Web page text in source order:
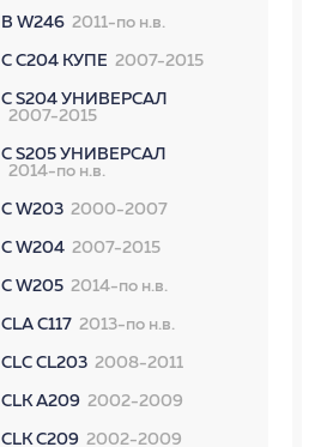
B W246 2011-по н.в.
C C204 КУПЕ 2007-2015
C S204 УНИВЕРСАЛ
2007-2015
C S205 УНИВЕРСАЛ
2014-по н.в.
C W203 2000-2007
C W204 2007-2015
C W205 2014-по н.в.
CLA C117 2013-по н.в.
CLC CL203 2008-2011
CLK A209 2002-2009
CLK C209 2002-2009